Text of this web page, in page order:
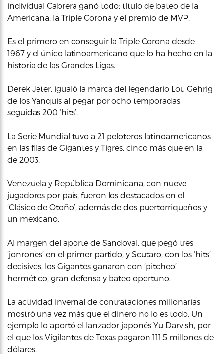
individual Cabrera ganó todo: título de bateo de la
Americana, la Triple Corona y el premio de MVP.
Es el primero en conseguir la Triple Corona desde
1967 y el único latinoamericano que lo ha hecho en la
historia de las Grandes Ligas.
Derek Jeter, igualó la marca del legendario Lou Gehrig
de los Yanquis al pegar por ocho temporadas
seguidas 200 ‘hits’.
La Serie Mundial tuvo a 21 peloteros latinoamericanos
en las filas de Gigantes y Tigres, cinco más que en la
de 2003.
Venezuela y República Dominicana, con nueve
jugadores por país, fueron los destacados en el
‘Clásico de Otoño’, además de dos puertorriqueños y
un mexicano.
Al margen del aporte de Sandoval, que pegó tres
‘jonrones’ en el primer partido, y Scutaro, con los ‘hits’
decisivos, los Gigantes ganaron con ‘pitcheo’
hermético, gran defensa y bateo oportuno.
La actividad invernal de contrataciones millonarias
mostró una vez más que el dinero no lo es todo. Un
ejemplo lo aportó el lanzador japonés Yu Darvish, por
el que los Vigilantes de Texas pagaron 111.5 millones de
dólares.